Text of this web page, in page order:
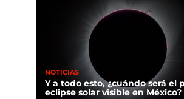
NOTICIAS
Y a todo esto, ¿cuándo será el
eclipse solar visible en México?